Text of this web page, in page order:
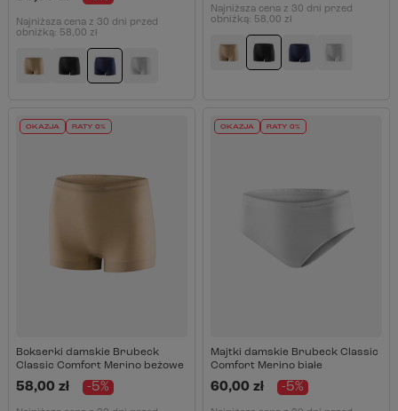
Najniższa cena z 30 dni przed
obniżką: 58,00 zł
Najniższa cena z 30 dni przed
obniżką: 58,00 zł
OKAZJA RATY 0%
Bokserki damskie Brubeck
Classic Comfort Merino beżowe
58,00 zł -5%
OKAZJA RATY 0%
Majtki damskie Brubeck Classic
Comfort Merino białe
60,00 zł -5%